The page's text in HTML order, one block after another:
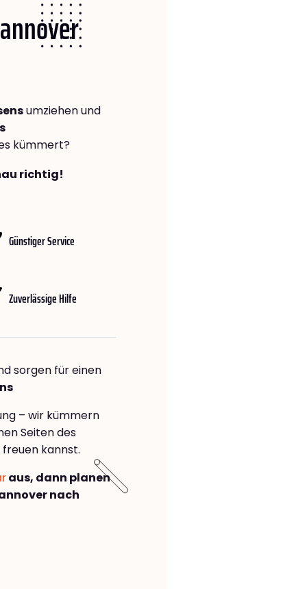
umziehen und
kümmert?
richtig!
Günstiger Service
Zuverlässige Hilfe
sorgen für einen
– wir kümmern
Seiten des
freuen kannst.
aus, dann planen
nach